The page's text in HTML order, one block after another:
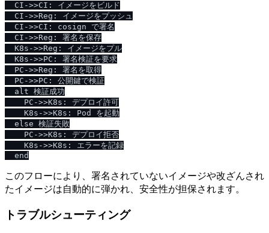
  CI->>CI: イメージをビルド
  CI->>Reg: イメージをプッシュ
  CI->>CI: cosign で署名
  CI->>Reg: 署名を保存
  K8s->>Reg: イメージをプル
  K8s->>PC: 署名検証を要求
  PC->>Reg: 署名を取得
  PC->>PC: 公開鍵で検証
  alt 検証成功
    PC->>K8s: デプロイ許可
    K8s->>K8s: Pod を起動
  else 検証失敗
    PC->>K8s: デプロイ拒否
    K8s->>K8s: エラーを記録
このフローにより、署名されていないイメージや改ざんされ
たイメージは自動的に弾かれ、安全性が担保されます。
トラブルシューティング